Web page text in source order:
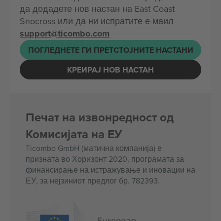
да додадете нов настан на East Coast
Snocross или да ни испратите е-маил
support@ticombo.com
ПОГЛЕДНЕТЕ ГИ ПРЕТСТОЈНИТЕ НАСТАНИ
КРЕИРАЈ НОВ НАСТАН
Печат на извонредност од
Комисијата на ЕУ
Ticombo GmbH (матична компанија) е
призната во Хоризонт 2020, програмата за
финансирање на истражување и иновации на
ЕУ, за нејзиниот предлог бр. 782393.